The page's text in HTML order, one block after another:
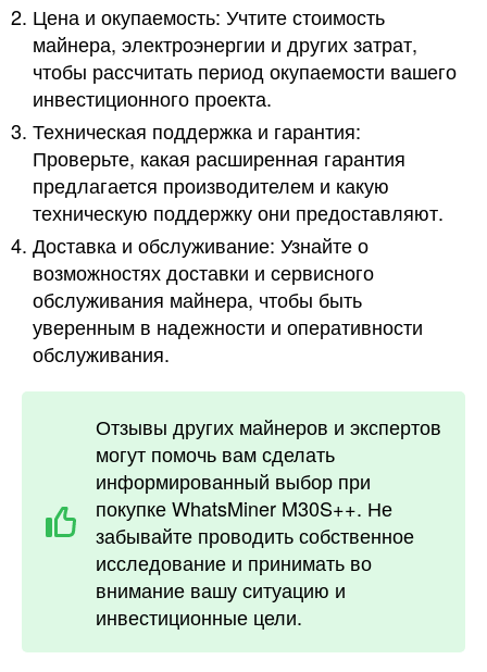
Цена и окупаемость: Учтите стоимость
майнера, электроэнергии и других затрат,
чтобы рассчитать период окупаемости вашего
инвестиционного проекта.
Техническая поддержка и гарантия:
Проверьте, какая расширенная гарантия
предлагается производителем и какую
техническую поддержку они предоставляют.
Доставка и обслуживание: Узнайте о
возможностях доставки и сервисного
обслуживания майнера, чтобы быть
уверенным в надежности и оперативности
обслуживания.
Отзывы других майнеров и экспертов
могут помочь вам сделать
информированный выбор при
покупке WhatsMiner M30S++. Не
забывайте проводить собственное
исследование и принимать во
внимание вашу ситуацию и
инвестиционные цели.